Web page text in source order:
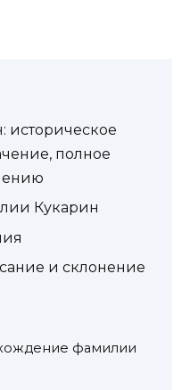
историческое
полное
Кукарин
и склонение
фамилии